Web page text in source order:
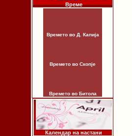
Време
Времето во Д. Капија
Времето во Скопје
Времето во Битола
Календар на настани